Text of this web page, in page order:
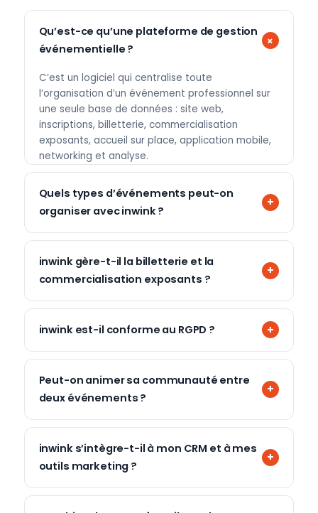
Qu’est-ce qu’une plateforme de gestion
événementielle ?
C’est un logiciel qui centralise toute
l’organisation d’un événement professionnel sur
une seule base de données : site web,
inscriptions, billetterie, commercialisation
exposants, accueil sur place, application mobile,
networking et analyse.
Quels types d’événements peut-on
organiser avec inwink ?
inwink gère-t-il la billetterie et la
commercialisation exposants ?
inwink est-il conforme au RGPD ?
Peut-on animer sa communauté entre
deux événements ?
inwink s’intègre-t-il à mon CRM et à mes
outils marketing ?